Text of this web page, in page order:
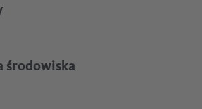
środowiska